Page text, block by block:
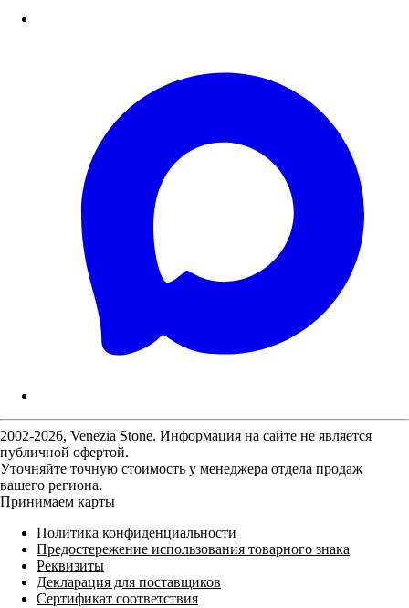
2002-2026, Venezia Stone. Информация на сайте не является
публичной офертой.
Уточняйте точную стоимость у менеджера отдела продаж
вашего региона.
Принимаем карты
Политика конфиденциальности
Предостережение использования товарного знака
Реквизиты
Декларация для поставщиков
Сертификат соответствия